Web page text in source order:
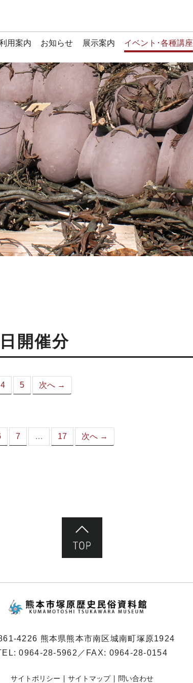
用案内 お知らせ 展示案内 イベント･各種講座
開催分
4 5 次へ →
7 … 17 次へ →
4226 熊本県熊本市南区城南町塚原1924
0964-28-5962 ／FAX: 0964-28-0154
サイトポリシー サイトマップ 問い合わせ